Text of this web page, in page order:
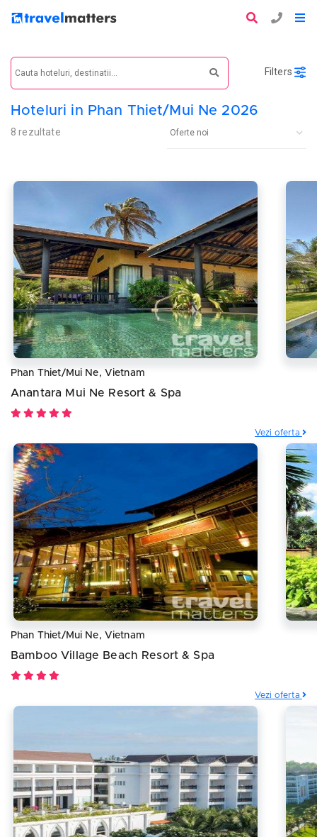
Filters
Hoteluri in Phan Thiet/Mui Ne 2026
8 rezultate
Phan Thiet/Mui Ne, Vietnam
Anantara Mui Ne Resort & Spa
Vezi oferta
Phan Thiet/Mui Ne, Vietnam
Bamboo Village Beach Resort & Spa
Vezi oferta